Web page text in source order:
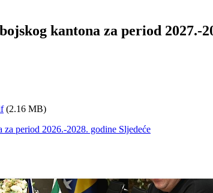
kantona za period 2027.-
(2.16 MB)
za period 2026.-2028. godine Sljedeće